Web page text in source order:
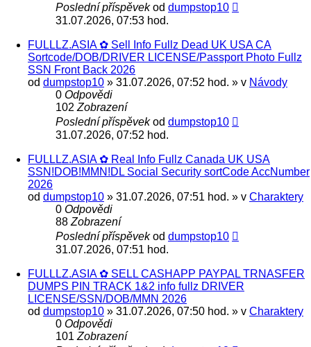
Poslední příspěvekod dumpstop10
31.07.2026, 07:53 hod.
FULLLZ.ASIA ✿ Sell Info Fullz Dead UK USA CA
Sortcode/DOB/DRIVER LICENSE/Passport Photo Fullz
SSN Front Back 2026
od dumpstop10 » 31.07.2026, 07:52 hod. » v Návody
0 Odpovědi
102 Zobrazení
Poslední příspěvekod dumpstop10
31.07.2026, 07:52 hod.
FULLLZ.ASIA ✿ Real Info Fullz Canada UK USA
SSN!DOB!MMN!DL Social Security sortCode AccNumber
2026
od dumpstop10 » 31.07.2026, 07:51 hod. » v Charaktery
0 Odpovědi
88 Zobrazení
Poslední příspěvekod dumpstop10
31.07.2026, 07:51 hod.
FULLLZ.ASIA ✿ SELL CASHAPP PAYPAL TRNASFER
DUMPS PIN TRACK 1&2 info fullz DRIVER
LICENSE/SSN/DOB/MMN 2026
od dumpstop10 » 31.07.2026, 07:50 hod. » v Charaktery
0 Odpovědi
101 Zobrazení